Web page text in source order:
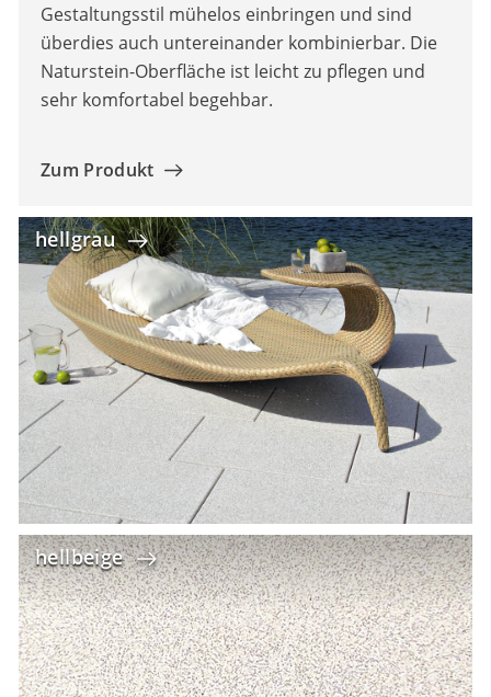
Gestaltungsstil mühelos einbringen und sind
überdies auch untereinander kombinierbar. Die
Naturstein-Oberfläche ist leicht zu pflegen und
sehr komfortabel begehbar.
Zum Produkt
hellgrau
hellbeige